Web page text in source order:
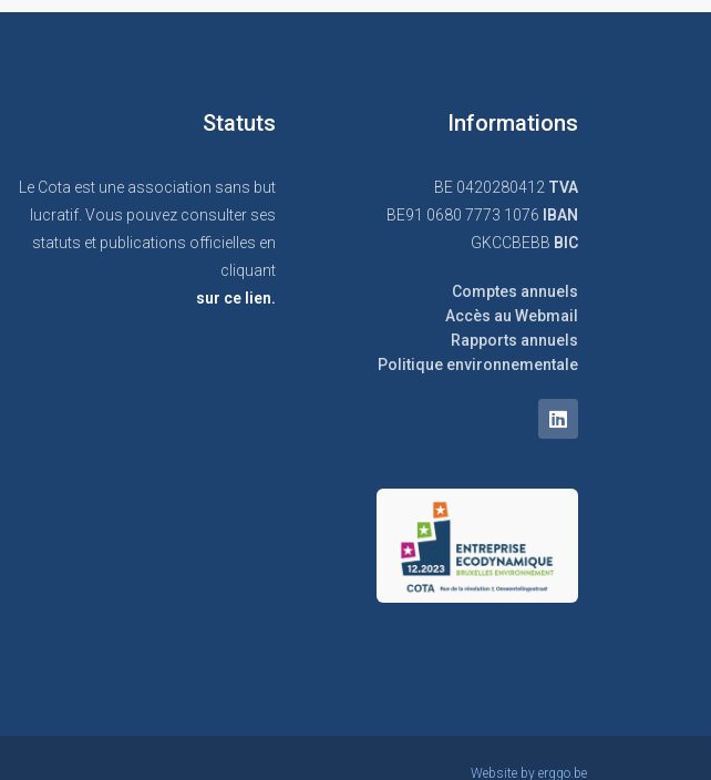
Statuts
Le Cota est une association sans but
lucratif. Vous pouvez consulter ses
statuts et publications officielles en
cliquant
sur ce lien.
Informations
BE 0420280412 TVA
BE91 0680 7773 1076
IBAN
GKCCBEBB BIC
Comptes annuels
Accès au Webmail
Rapports annuels
Politique environnementale
Website by erggo.be